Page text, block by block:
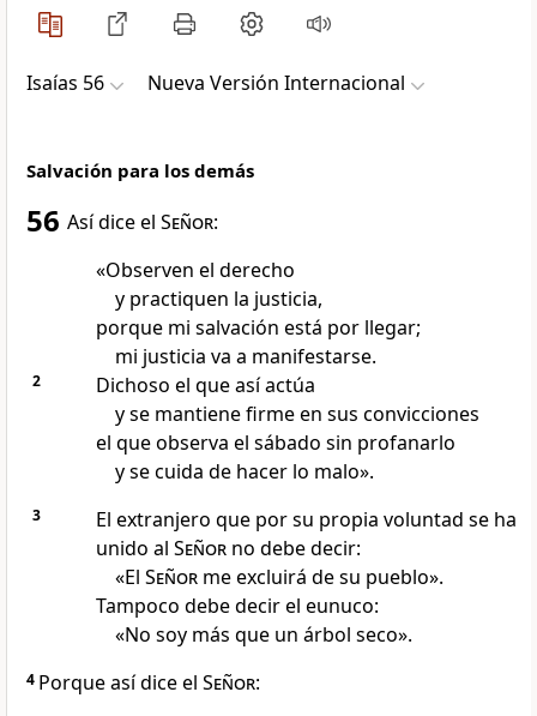
Isaías 56 Nueva Versión Internacional
Salvación para los demás
56 Así dice el Señor:
«Observen el derecho
y practiquen la justicia,
porque mi salvación está por llegar;
mi justicia va a manifestarse.
2
Dichoso el que así actúa
y se mantiene firme en sus convicciones
el que observa el sábado sin profanarlo
y se cuida de hacer lo malo».
3
El extranjero que por su propia voluntad se ha
unido al Señorno debe decir:
«El Señorme excluirá de su pueblo».
Tampoco debe decir el eunuco:
«No soy más que un árbol seco».
4 Porque así dice el Señor: